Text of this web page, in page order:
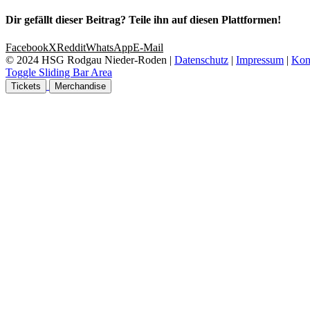
Dir gefällt dieser Beitrag? Teile ihn auf diesen Plattformen!
FacebookXRedditWhatsAppE-Mail
© 2024 HSG Rodgau Nieder-Roden | Datenschutz | Impressum |
Toggle Sliding Bar Area
Tickets Merchandise